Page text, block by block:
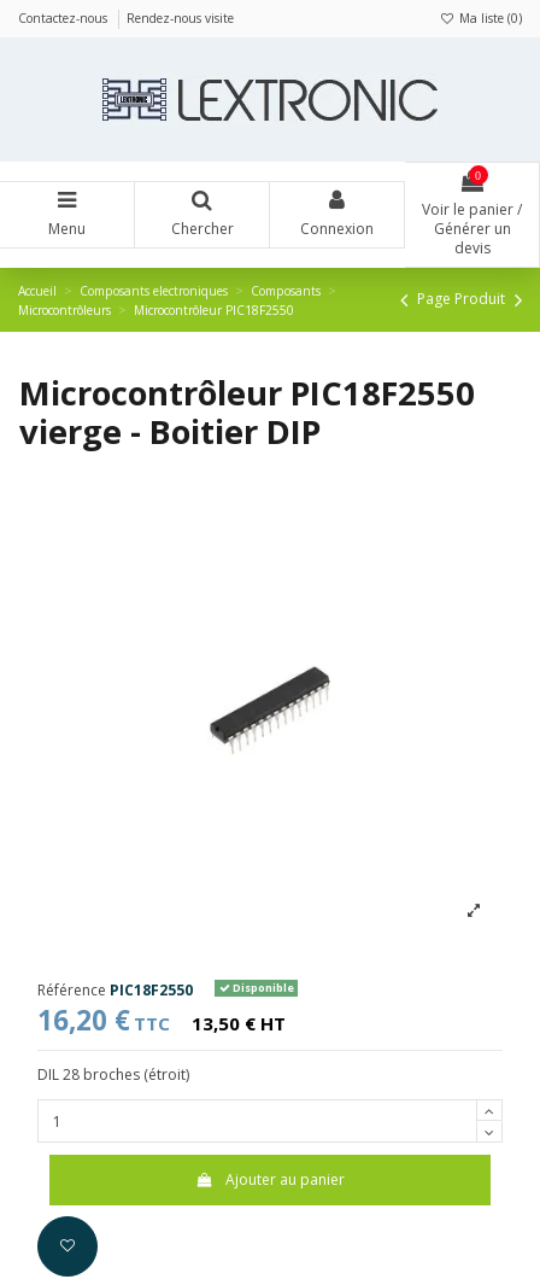
Contactez-nous Rendez-nous visite Ma liste (0)
Menu Chercher Connexion
0
Voir le panier /
Générer un
devis
Accueil Composants electroniques
Composants
Microcontrôleurs
Microcontrôleur PIC18F2550
Page Produit
Microcontrôleur PIC18F2550
vierge - Boitier DIP
Référence PIC18F2550 Disponible
16,20 € TTC 13,50 € HT
DIL 28 broches (étroit)
Ajouter au panier
Panneau de gestion des cookies